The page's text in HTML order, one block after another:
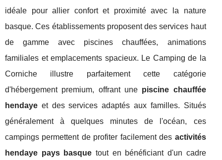
idéale pour allier confort et proximité avec la nature
basque. Ces établissements proposent des services haut
de gamme avec piscines chauffées, animations
familiales et emplacements spacieux. Le Camping de la
Corniche illustre parfaitement cette catégorie
d'hébergement premium, offrant une piscine chauffée
hendaye et des services adaptés aux familles. Situés
généralement à quelques minutes de l'océan, ces
campings permettent de profiter facilement des activités
hendaye pays basque tout en bénéficiant d'un cadre